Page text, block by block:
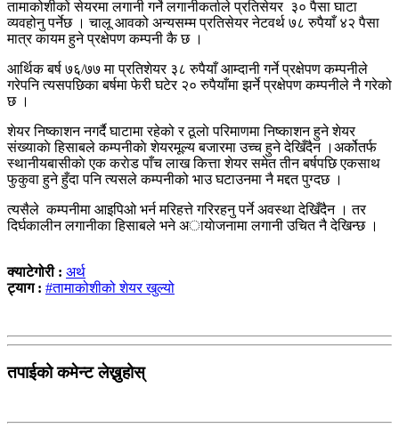
तामाकोशीको सेयरमा लगानी गर्ने लगानीकर्ताले प्रतिसेयर ३० पैसा घाटा
व्यवहोनु पर्नेछ । चालू आवको अन्यसम्म प्रतिसेयर नेटवर्थ ७८ रुपैयाँ ४२ पैसा
मात्र कायम हुने प्रक्षेपण कम्पनी कै छ ।
आर्थिक बर्ष ७६/७७ मा प्रतिशेयर ३८ रुपैयाँ आम्दानी गर्ने प्रक्षेपण कम्पनीले
गरेपनि त्यसपछिका बर्षमा फेरी घटेर २० रुपैयाँमा झर्ने प्रक्षेपण कम्पनीले नै गरेको
छ ।
शेयर निष्काशन नगर्दै घाटामा रहेको र ठूलाे परिमाणमा निष्काशन हुने शेयर
संख्याकाे हिसाबले कम्पनीकाे शेयरमूल्य बजारमा उच्च हुने देखिँदैन ।अर्कोतर्फ
स्थानीयबासीकाे एक कराेड पाँच लाख कित्ता शेयर समेत तीन बर्षपछि एकसाथ
फुकुवा हुने हुँदा पनि त्यसले कम्पनीको भाउ घटाउनमा नै मद्दत पुग्दछ ।
त्यसैले कम्पनीमा आइपिओ भर्न मरिहत्ते गरिरहनु पर्ने अवस्था देखिँदैन । तर
दिर्घकालीन लगानीका हिसाबले भने अायाेजनामा लगानी उचित नै देखिन्छ ।
क्याटेगोरी : अर्थ
ट्याग : #तामाकोशीको शेयर खुल्यो
तपाईको कमेन्ट लेख्नुहोस्